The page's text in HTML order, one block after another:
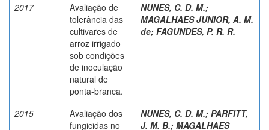
2017
Avaliação de
tolerância das
cultivares de
arroz irrigado
sob condições
de inoculação
natural de
ponta-branca.
NUNES, C. D. M.;
MAGALHAES JUNIOR, A. M.
de; FAGUNDES, P. R. R.
2015
Avaliação dos
fungicidas no
NUNES, C. D. M.; PARFITT,
J. M. B.; MAGALHAES